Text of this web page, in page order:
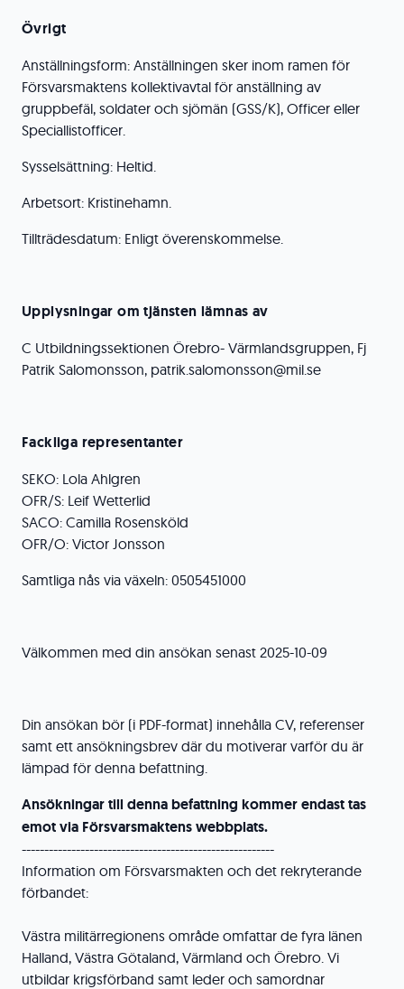
Övrigt
Anställningsform: Anställningen sker inom ramen för
Försvarsmaktens kollektivavtal för anställning av
gruppbefäl, soldater och sjömän (GSS/K), Officer eller
Speciallistofficer.
Sysselsättning: Heltid.
Arbetsort: Kristinehamn.
Tillträdesdatum: Enligt överenskommelse.
Upplysningar om tjänsten lämnas av
C Utbildningssektionen Örebro- Värmlandsgruppen, Fj
Patrik Salomonsson, patrik.salomonsson@mil.se
Fackliga representanter
SEKO: Lola Ahlgren
OFR/S: Leif Wetterlid
SACO: Camilla Rosensköld
OFR/O: Victor Jonsson
Samtliga nås via växeln: 0505451000
Välkommen med din ansökan senast 2025-10-09
Din ansökan bör (i PDF-format) innehålla CV, referenser
samt ett ansökningsbrev där du motiverar varför du är
lämpad för denna befattning.
Ansökningar till denna befattning kommer endast tas
emot via Försvarsmaktens webbplats.
--------------------------------------------------------
Information om Försvarsmakten och det rekryterande
förbandet:
Västra militärregionens område omfattar de fyra länen
Halland, Västra Götaland, Värmland och Örebro. Vi
utbildar krigsförband samt leder och samordnar